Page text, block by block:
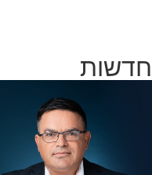
חדשות